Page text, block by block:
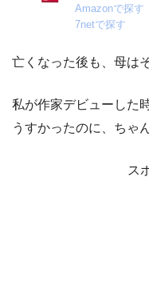
Amazonで探す
7netで探す
亡くなった後も、母は
私が作家デビューした
うすかったのに、ちゃ
ス